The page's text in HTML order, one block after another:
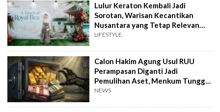
Lulur Keraton Kembali Jadi
Sorotan, Warisan Kecantikan
Nusantara yang Tetap Relevan
hingga Kini
LIFESTYLE
Calon Hakim Agung Usul RUU
Perampasan Diganti Jadi
Pemulihan Aset, Menkum Tunggu
Langkah DPR
NEWS